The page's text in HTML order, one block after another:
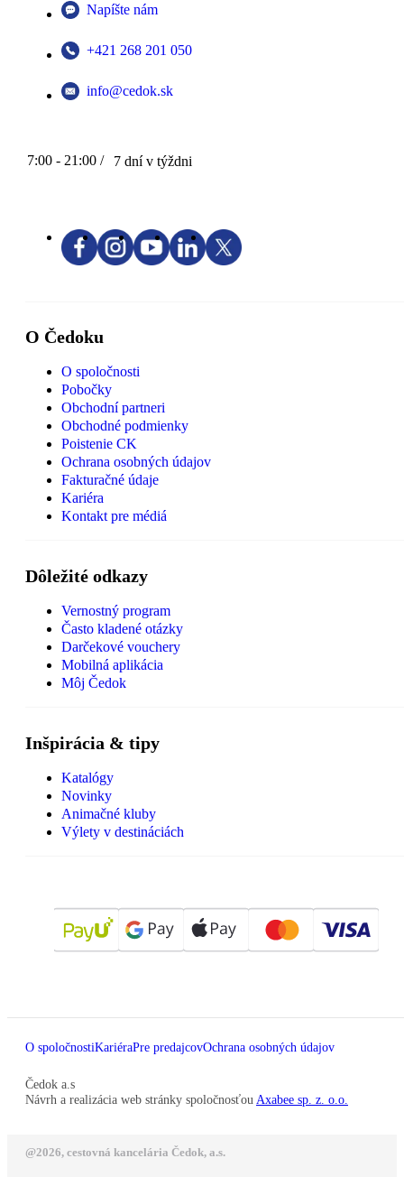
Napíšte nám
+421 268 201 050
info@cedok.sk
7:00 - 21:00 / 7 dní v týždni
O Čedoku
O spoločnosti
Pobočky
Obchodní partneri
Obchodné podmienky
Poistenie CK
Ochrana osobných údajov
Fakturačné údaje
Kariéra
Kontakt pre médiá
Dôležité odkazy
Vernostný program
Často kladené otázky
Darčekové vouchery
Mobilná aplikácia
Môj Čedok
Inšpirácia & tipy
Katalógy
Novinky
Animačné kluby
Výlety v destináciách
O spoločnostiKariéraPre predajcovOchrana osobných údajov
Čedok a.s
Návrh a realizácia web stránky spoločnosťou Axabee sp. z. o.o.
@2026, cestovná kancelária Čedok, a.s.